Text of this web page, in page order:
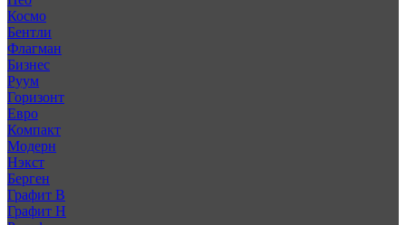
Космо
Бентли
Флагман
Бизнес
Руум
Горизонт
Евро
Компакт
Модерн
Нэкст
Берген
Графит В
Графит Н